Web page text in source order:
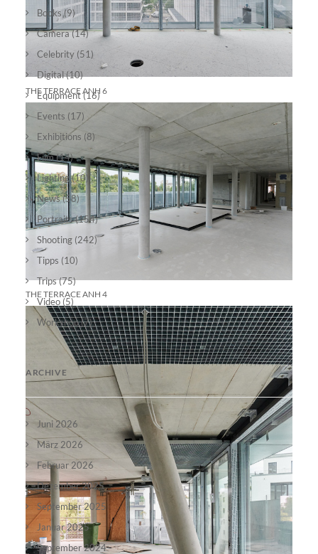
THE TERRACE ANH 6
THE TERRACE ANH 4
Books(9)
Camera(14)
Celebrity (51)
Digital(10)
Equipment(16)
Events (17)
Exhibitions (8)
Film(14)
Lighting(10)
News(58)
Portraits(154)
Shooting (242)
Tipps (10)
Trips(75)
Video (5)
Workshop(7)
ARCHIVE
Juni 2026
März 2026
Februar 2026
Dezember 2025
September 2025
Januar 2025
September 2024